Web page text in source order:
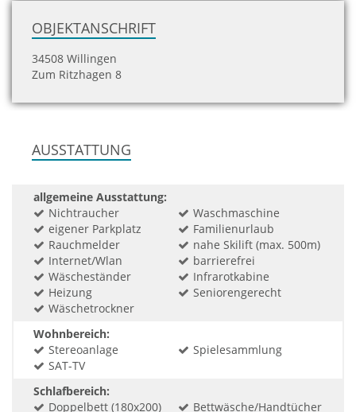
OBJEKTANSCHRIFT
34508 Willingen
Zum Ritzhagen 8
AUSSTATTUNG
allgemeine Ausstattung:
Nichtraucher
Waschmaschine
eigener Parkplatz
Familienurlaub
Rauchmelder
nahe Skilift (max. 500m)
Internet/Wlan
barrierefrei
Wäscheständer
Infrarotkabine
Heizung
Seniorengerecht
Wäschetrockner
Wohnbereich:
Stereoanlage
Spielesammlung
SAT-TV
Schlafbereich:
Doppelbett (180x200)
Bettwäsche/Handtücher